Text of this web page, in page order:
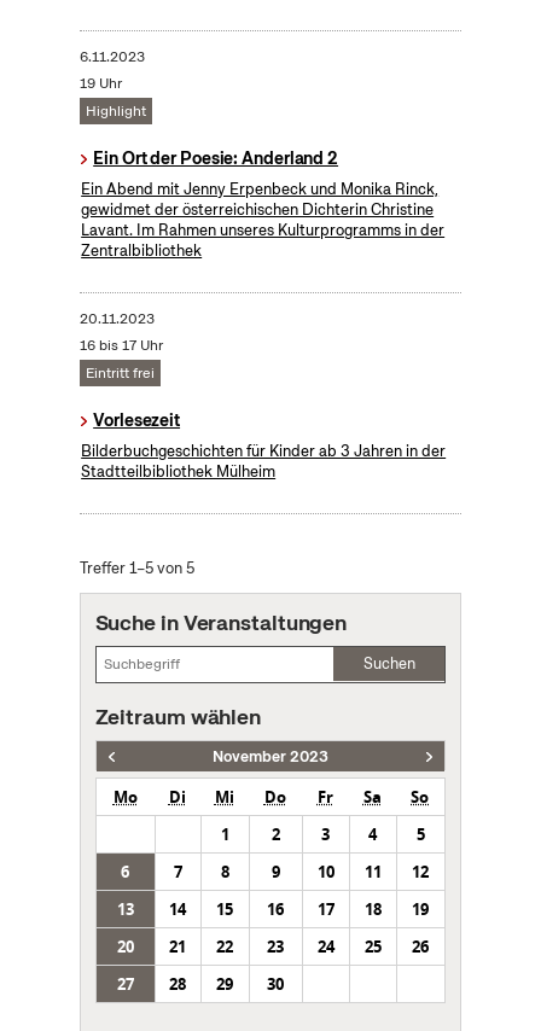
6.11.2023
19 Uhr
Highlight
Ein Ort der Poesie: Anderland 2
Ein Abend mit Jenny Erpenbeck und Monika Rinck,
gewidmet der österreichischen Dichterin Christine
Lavant. Im Rahmen unseres Kulturprogramms in der
Zentralbibliothek
20.11.2023
16 bis 17 Uhr
Eintritt frei
Vorlesezeit
Bilderbuchgeschichten für Kinder ab 3 Jahren in der
Stadtteilbibliothek Mülheim
Treffer 1–5 von 5
Suche in Veranstaltungen
Suchen
Zeitraum wählen
November 2023
Mo Di Mi Do Fr Sa
So
1
2 3 4
5
6
7 8 9 10 11
12
13
14 15 16 17 18
19
20
21 22 23 24 25
26
27
28 29 30